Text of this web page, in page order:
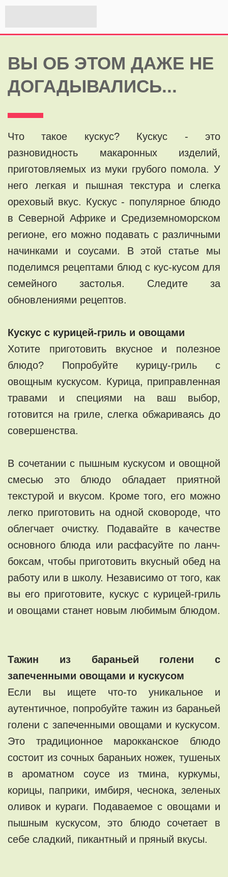
ВЫ ОБ ЭТОМ ДАЖЕ НЕ
ДОГАДЫВАЛИСЬ...
Что такое кускус? Кускус - это
разновидность макаронных изделий,
приготовляемых из муки грубого помола. У
него легкая и пышная текстура и слегка
ореховый вкус. Кускус - популярное блюдо
в Северной Африке и Средиземноморском
регионе, его можно подавать с различными
начинками и соусами. В этой статье мы
поделимся рецептами блюд с кус-кусом для
семейного застолья. Следите за
обновлениями рецептов.
Кускус с курицей-гриль и овощами
Хотите приготовить вкусное и полезное
блюдо? Попробуйте курицу-гриль с
овощным кускусом. Курица, приправленная
травами и специями на ваш выбор,
готовится на гриле, слегка обжариваясь до
совершенства.
В сочетании с пышным кускусом и овощной
смесью это блюдо обладает приятной
текстурой и вкусом. Кроме того, его можно
легко приготовить на одной сковороде, что
облегчает очистку. Подавайте в качестве
основного блюда или расфасуйте по ланч-
боксам, чтобы приготовить вкусный обед на
работу или в школу. Независимо от того, как
вы его приготовите, кускус с курицей-гриль
и овощами станет новым любимым блюдом.
Тажин из бараньей голени с
запеченными овощами и кускусом
Если вы ищете что-то уникальное и
аутентичное, попробуйте тажин из бараньей
голени с запеченными овощами и кускусом.
Это традиционное марокканское блюдо
состоит из сочных бараньих ножек, тушеных
в ароматном соусе из тмина, куркумы,
корицы, паприки, имбиря, чеснока, зеленых
оливок и кураги. Подаваемое с овощами и
пышным кускусом, это блюдо сочетает в
себе сладкий, пикантный и пряный вкусы.